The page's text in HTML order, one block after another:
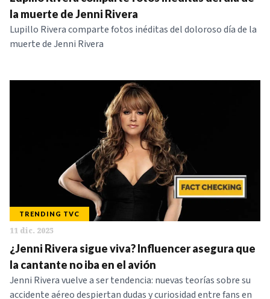
NOTICIAS
la muerte de Jenni Rivera
Lupillo Rivera comparte fotos inéditas del doloroso día de la
muerte de Jenni Rivera
TRENDING TVC
11 dic. 2025
¿Jenni Rivera sigue viva? Influencer asegura que
la cantante no iba en el avión
Jenni Rivera vuelve a ser tendencia: nuevas teorías sobre su
accidente aéreo despiertan dudas y curiosidad entre fans en